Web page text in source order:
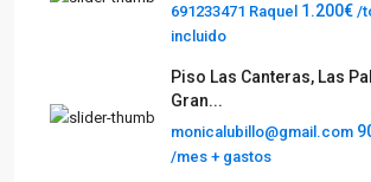
691233471 Raquel 1.200€ /
incluido
Piso Las Canteras, Las
Gran...
monicalubillo@gmail.com
/mes + gastos